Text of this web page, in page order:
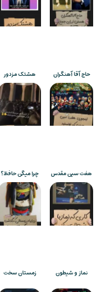
حاج آقا آهنگران هشتک مزدور
هفت سین مقدس چرا میگن حافظ؟
نماز و شیطون زمستان سخت